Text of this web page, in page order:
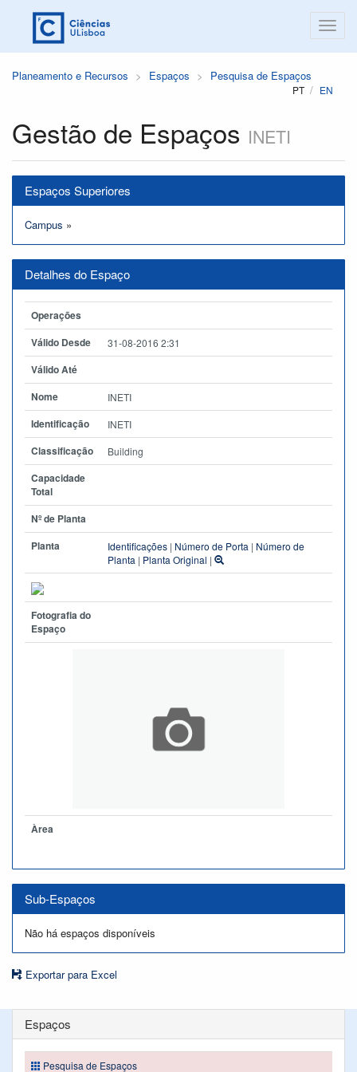
Planeamento e Recursos Espaços Pesquisa de Espaços
PT EN
Gestão de Espaços INETI
Espaços Superiores
Campus »
Detalhes do Espaço
Operações
Válido Desde
31-08-2016 2:31
Válido Até
Nome
INETI
Identificação INETI
Classificação Building
Capacidade
Total
Nº de Planta
Planta
Identificações | Número de Porta | Número de
Planta | Planta Original |
Fotografia do
Espaço
Àrea
Sub-Espaços
Não há espaços disponíveis
Exportar para Excel
Espaços
Pesquisa de Espaços